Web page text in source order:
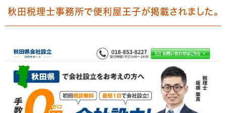
秋田税理士事務所で便利屋王子が掲載されました。